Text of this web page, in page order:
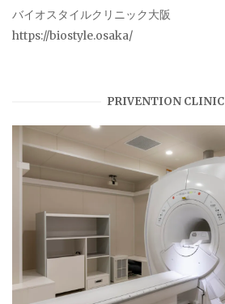
バイオスタイルクリニック大阪
https://biostyle.osaka/
PRIVENTION CLINIC